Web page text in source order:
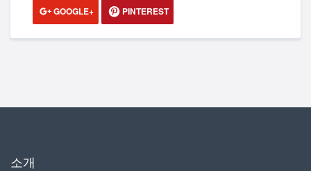
GOOGLE+
PINTEREST
소개